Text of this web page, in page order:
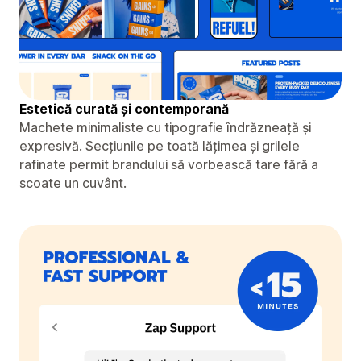
Estetică curată și contemporană
Machete minimaliste cu tipografie îndrăzneață și
expresivă. Secțiunile pe toată lățimea și grilele
rafinate permit brandului să vorbească tare fără a
scoate un cuvânt.